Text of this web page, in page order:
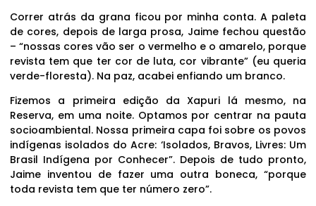
Correr atrás da grana ficou por minha conta. A paleta
de cores, depois de larga prosa, Jaime fechou questão
– “nossas cores vão ser o vermelho e o amarelo, porque
revista tem que ter cor de luta, cor vibrante” (eu queria
verde-floresta). Na paz, acabei enfiando um branco.
Fizemos a primeira edição da Xapuri lá mesmo, na
Reserva, em uma noite. Optamos por centrar na pauta
socioambiental. Nossa primeira capa foi sobre os povos
indígenas isolados do Acre: ‘Isolados, Bravos, Livres: Um
Brasil Indígena por Conhecer”. Depois de tudo pronto,
Jaime inventou de fazer uma outra boneca, “porque
toda revista tem que ter número zero”.